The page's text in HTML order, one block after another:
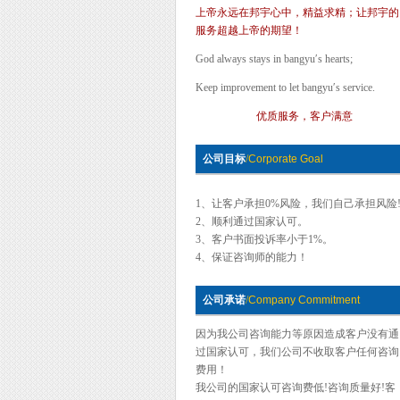
上帝永远在邦宇心中，精益求精；让邦宇的
服务超越上帝的期望！
God always stays in bangyu′s hearts;
Keep improvement to let bangyu′s service.
优质服务，客户满意
公司目标/Corporate Goal
1、让客户承担0%风险，我们自己承担风险!
2、顺利通过国家认可。
3、客户书面投诉率小于1%。
4、保证咨询师的能力！
公司承诺/Company Commitment
因为我公司咨询能力等原因造成客户没有通
过国家认可，我们公司不收取客户任何咨询
费用！
我公司的国家认可咨询费低!咨询质量好!客